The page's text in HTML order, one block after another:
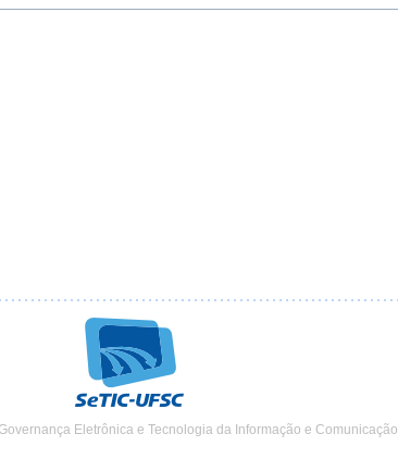
Eletrônica e Tecnologia da Informação e Comunicação